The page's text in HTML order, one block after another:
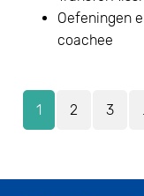
Oefeningen
coachee
1 2 3